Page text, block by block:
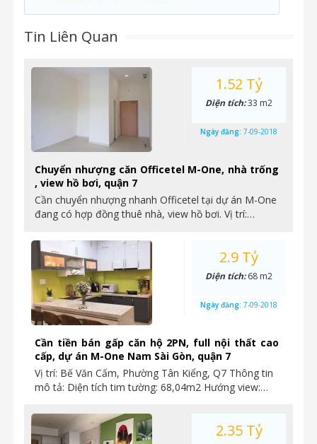
Tin Liên Quan
Chuyển nhượng căn Officetel M-One, nhà trống
, view hồ bơi, quận 7
Cần chuyển nhượng nhanh Officetel tại dự án M-One
đang có hợp đồng thuê nhà, view hồ bơi. Vị trí:…
1.52 Tỷ
Diện tích:33 m2
Ngày đăng: 7-09-2018
Cần tiền bán gấp căn hộ 2PN, full nội thất cao
cấp, dự án M-One Nam Sài Gòn, quận 7
Vị trí: Bế Văn Cấm, Phường Tân Kiểng, Q7 Thông tin
mô tả: Diện tích tim tường: 68,04m2 Hướng view:…
2.9 Tỷ
Diện tích:68 m2
Ngày đăng: 7-09-2018
2.35 Tỷ